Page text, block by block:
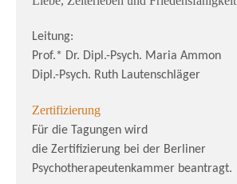
Leitung:
Prof.* Dr. Dipl.-Psych. Maria Ammon
Dipl.-Psych. Ruth Lautenschläger
Zertifizierung
Für die Tagungen wird
die Zertifizierung bei der Berliner
Psychotherapeutenkammer beantragt.